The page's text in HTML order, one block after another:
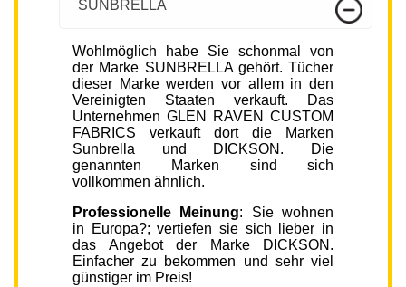
SUNBRELLA
Wohlmöglich habe Sie schonmal von
der Marke SUNBRELLA gehört. Tücher
dieser Marke werden vor allem in den
Vereinigten Staaten verkauft. Das
Unternehmen GLEN RAVEN CUSTOM
FABRICS verkauft dort die Marken
Sunbrella und DICKSON. Die
genannten Marken sind sich
vollkommen ähnlich.
Professionelle Meinung: Sie wohnen
in Europa?; vertiefen sie sich lieber in
das Angebot der Marke DICKSON.
Einfacher zu bekommen und sehr viel
günstiger im Preis!